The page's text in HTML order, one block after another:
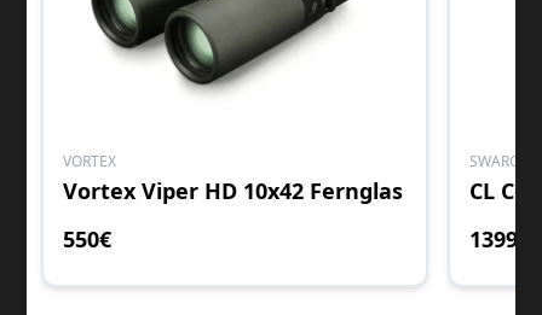
VORTEX
Vortex Viper HD 10x42 Fernglas
550€
CL
1399